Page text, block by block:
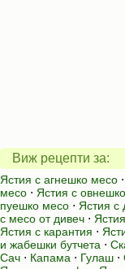
Виж рецепти за:
Ястия с агнешко месо ⋅
месо ⋅ Ястия с
пуешко месо ⋅ Ястия с
с месо от дивеч ⋅
Ястия с карантия ⋅
и жабешки бутчета ⋅
Сач ⋅ Капама ⋅ Гулаш ⋅